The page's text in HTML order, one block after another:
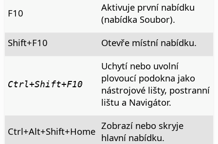
F10
Aktivuje první nabídku
(nabídka Soubor).
Shift+F10
Otevře místní nabídku.
Ctrl+Shift+F10
Uchytí nebo uvolní
plovoucí podokna jako
nástrojové lišty, postranní
lištu a Navigátor.
Ctrl+Alt+Shift+Home Zobrazí nebo skryje
hlavní nabídku.